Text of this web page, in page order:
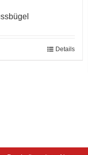
Details